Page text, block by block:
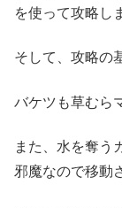
を使って攻略し
そして、攻略の
バケツも草むら
また、水を奪う
邪魔なので移動